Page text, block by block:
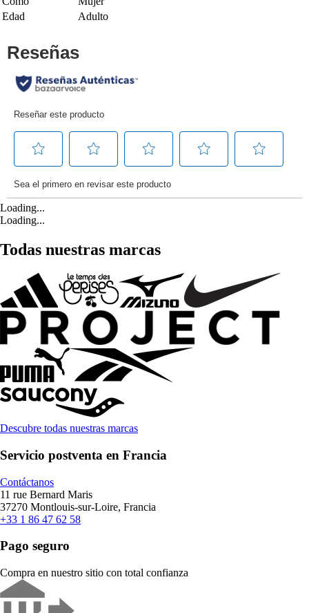
Edad
Adulto
Loading...
Loading...
Todas nuestras marcas
Descubre todas nuestras marcas
Servicio postventa en Francia
Contáctanos
11 rue Bernard Maris
37270 Montlouis-sur-Loire, Francia
+33 1 86 47 62 58
Pago seguro
Compra en nuestro sitio con total confianza